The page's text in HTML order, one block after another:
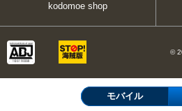
kodomoe shop
©
モバイル